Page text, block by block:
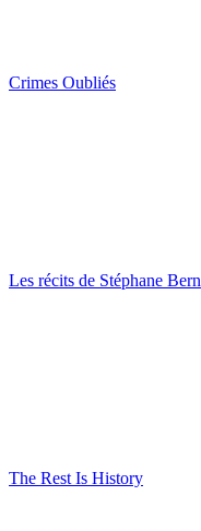
Crimes Oubliés
Les récits de Stéphane Bern
The Rest Is History